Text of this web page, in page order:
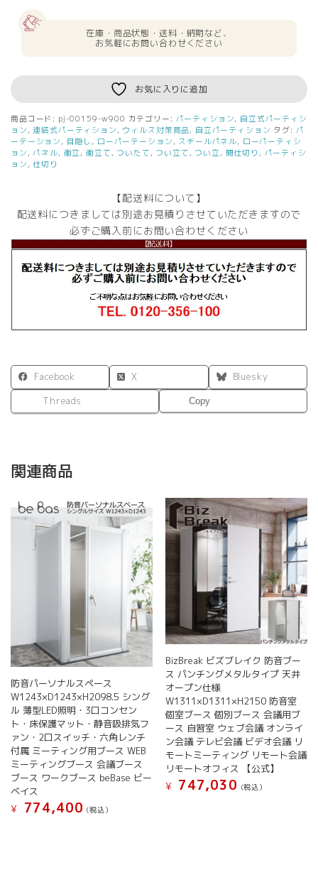
在庫・商品状態・送料・納期など、
お気軽にお問い合わせください
お気に入りに追加
商品コード: pj-00159-w900 カテゴリー: パーティション, 自立式パーティシ
ョン ,連結式パーティション , ウィルス対策商品, 自立パーティション タグ: パ
ーテーション , 目隠し , ローパーテーション , スチールパネル, ローパーティシ
ョン , パネル, 衝立 , 衝立て , ついたて , つい立て , つい立 , 間仕切り , パーティシ
ョン ,仕切り
【配送料について】
配送料につきましては別途お見積りさせていただきますので
必ずご購入前にお問い合わせください
Facebook X
Bluesky
Threads
Copy
関連商品
防音パーソナルスペース
W1243×D1243×H2098.5 シング
ル 薄型LED照明・3口コンセン
ト・床保護マット・静音吸排気フ
ァン・2口スイッチ・六角レンチ
付属 ミーティング用ブース WEB
ミーティングブース 会議ブース
ブース ワークブース beBase ビー
ベイス
¥
774,400 (税込）
BizBreak ビズブレイク 防音ブー
ス パンチングメタルタイプ 天井
オープン仕様
W1311×D1311×H2150 防音室
個室ブース 個別ブース 会議用ブ
ース 自習室 ウェブ会議 オンライ
ン会議 テレビ会議 ビデオ会議 リ
モートミーティング リモート会議
リモートオフィス 【公式】
¥
747,030 (税込）